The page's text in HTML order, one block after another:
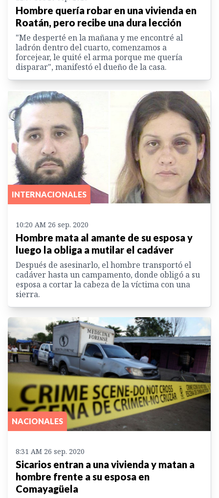
Hombre quería robar en una vivienda en
Roatán, pero recibe una dura lección
"Me desperté en la mañana y me encontré al
ladrón dentro del cuarto, comenzamos a
forcejear, le quité el arma porque me quería
disparar", manifestó el dueño de la casa.
INTERNACIONALES
10:20 AM 26 sep. 2020
Hombre mata al amante de su esposa y
luego la obliga a mutilar el cadáver
Después de asesinarlo, el hombre transportó el
cadáver hasta un campamento, donde obligó a su
esposa a cortar la cabeza de la víctima con una
sierra.
NACIONALES
8:31 AM 26 sep. 2020
Sicarios entran a una vivienda y matan a
hombre frente a su esposa en
Comayagüela